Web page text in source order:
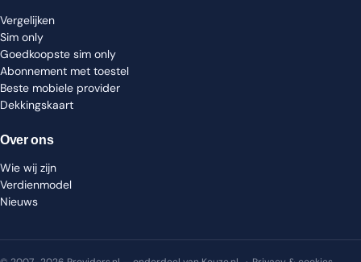
Vergelijken
Sim only
Goedkoopste sim only
Abonnement met toestel
Beste mobiele provider
Dekkingskaart
Over ons
Wie wij zijn
Verdienmodel
Nieuws